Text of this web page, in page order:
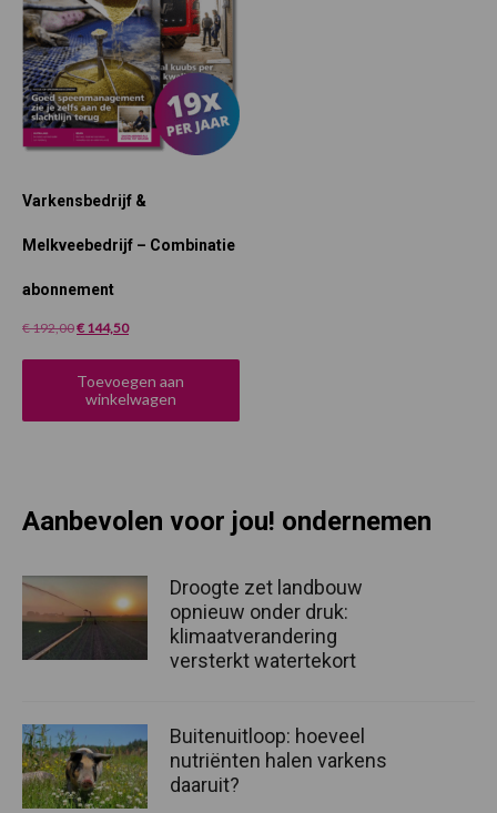
Varkensbedrijf &
Melkveebedrijf – Combinatie
abonnement
€192,00Oorspronkelijke
was:
€ 192,00.
€ 144,50Huidige
is:
€ 144,50.
Toevoegen aan
winkelwagen
Aanbevolen voor jou! ondernemen
Droogte zet landbouw
opnieuw onder druk:
klimaatverandering
versterkt watertekort
Buitenuitloop: hoeveel
nutriënten halen varkens
daaruit?